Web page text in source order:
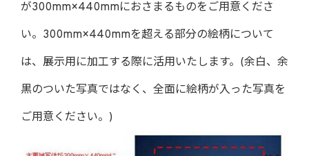
が300mm×440mmにおさまるものをご用意くださ
い。300mm×440mmを超える部分の絵柄について
は、展示用に加工する際に活用いたします。(余白、余
黒のついた写真ではなく、全面に絵柄が入った写真を
ご用意ください。)